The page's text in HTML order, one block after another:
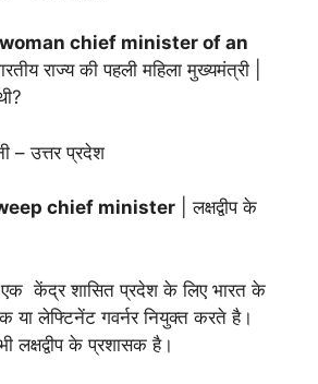
chief minister of an
राज्य की पहली महिला मुख्यमंत्री |
– उत्तर प्रदेश
chief minister | लक्षद्वीप के
एककेंद्र शासित प्रदेश के लिए भारत के
या लेफ्टिनेंट गवर्नर नियुक्त करते है।
लक्षद्वीप के प्रशासक है।